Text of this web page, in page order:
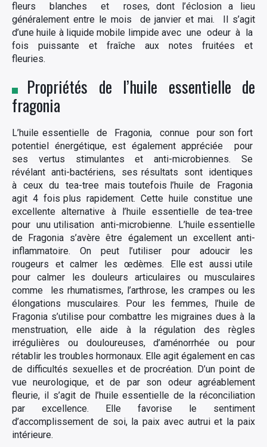
fleurs blanches et roses, dont l’éclosion a lieu
généralement entre le mois de janvier et mai. Il s’agit
d’une huile à liquide mobile limpide avec une odeur à la
fois puissante et fraîche aux notes fruitées et
fleuries.
Propriétés de l’huile essentielle de
fragonia
L’huile essentielle de Fragonia, connue pour son fort
potentiel énergétique, est également appréciée pour
ses vertus stimulantes et anti-microbiennes. Se
révélant anti-bactériens, ses résultats sont identiques
à ceux du tea-tree mais toutefois l’huile de Fragonia
agit 4 fois plus rapidement. Cette huile constitue une
excellente alternative à l’huile essentielle de tea-tree
pour unu utilisation anti-microbienne. L’huile essentielle
de Fragonia s’avère être également un excellent anti-
inflammatoire. On peut l’utiliser pour adoucir les
rougeurs et calmer les œdèmes. Elle est aussi utile
pour calmer les douleurs articulaires ou musculaires
comme les rhumatismes, l’arthrose, les crampes ou les
élongations musculaires. Pour les femmes, l’huile de
Fragonia s’utilise pour combattre les migraines dues à la
menstruation, elle aide à la régulation des règles
irrégulières ou douloureuses, d’aménorrhée ou pour
rétablir les troubles hormonaux. Elle agit également en cas
de difficultés sexuelles et de procréation. D’un point de
vue neurologique, et de par son odeur agréablement
fleurie, il s’agit de l’huile essentielle de la réconciliation
par excellence. Elle favorise le sentiment
d’accomplissement de soi, la paix avec autrui et la paix
intérieure.